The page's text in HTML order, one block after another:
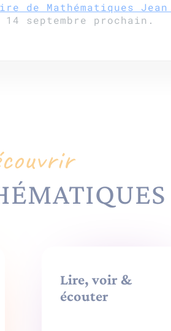
de Mathématiques
septembre prochain.
Lire, voir &
écouter